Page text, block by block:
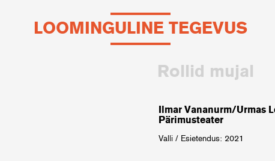
LOOMINGULINE TEGEVUS
Rollid mujal
Ilmar Vananurm/Urmas
Pärimusteater
Valli / Esietendus: 2021